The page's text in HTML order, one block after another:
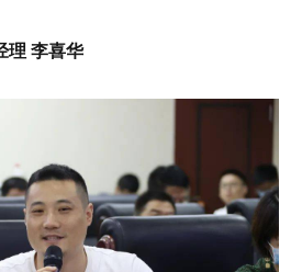
理 李喜华